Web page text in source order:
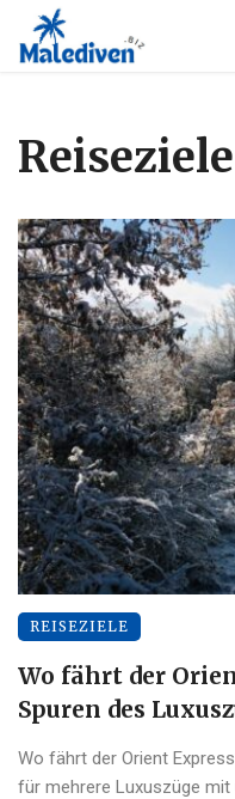
Reiseziele
REISEZIELE
Wo fährt der
Spuren des
Wo fährt der Orient
für mehrere Luxuszüge mit